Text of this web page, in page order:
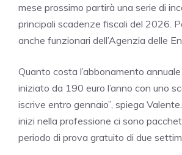
mese prossimo partirà una serie di
principali scadenze fiscali del 2026.
anche funzionari dell’Agenzia delle
Quanto costa l’abbonamento
iniziato da 190 euro l’anno con uno
iscrive entro gennaio”, spiega
inizi nella professione ci sono
periodo di prova gratuito di due